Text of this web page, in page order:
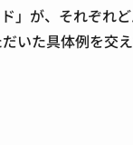
」が、それぞれ
いた具体例を交